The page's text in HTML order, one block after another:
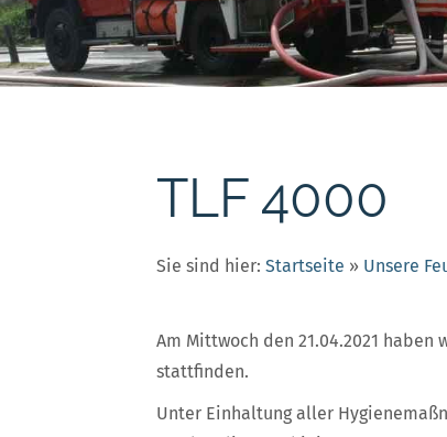
TLF 4000
Sie sind hier: Startseite » Unsere
Am Mittwoch den 21.04.2021
stattfinden.
Unter Einhaltung aller